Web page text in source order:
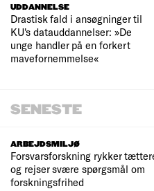
UDDANNELSE
Drastisk fald i ansøgninger til
KU's datauddannelser: »De
unge handler på en forkert
mavefornemmelse«
SENESTE
ARBEJDSMILJØ
Forsvarsforskning rykker
og rejser svære spørgsmål om
forskningsfrihed